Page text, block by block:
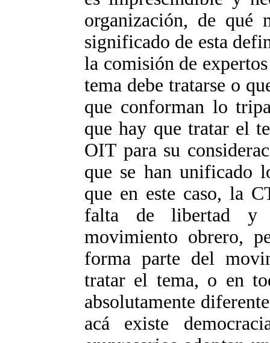
organización, de qué
significado de esta
la comisión de
tema debe tratarse o
que conforman lo
que hay que tratar el
OIT para su
que se han unificado
que en este caso, la
falta de libertad y
movimiento obrero,
forma parte del
tratar el tema, o en
absolutamente
acá existe